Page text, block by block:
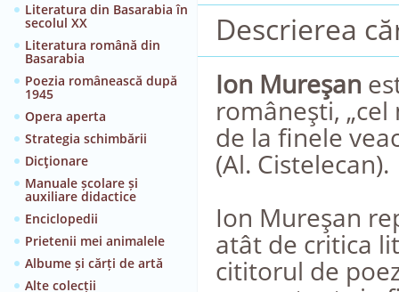
Literatura din Basarabia în
secolul XX
Literatura română din
Basarabia
Poezia românească după
1945
Opera aperta
Strategia schimbării
Dicţionare
Manuale școlare și
auxiliare didactice
Enciclopedii
Prietenii mei animalele
Albume și cărți de artă
Alte colecții
Descrierea
Ion Mureşan
româneşti,
de la finele
(Al. Cistelecan).
Ion Mureşan
atât de critica
cititorul de